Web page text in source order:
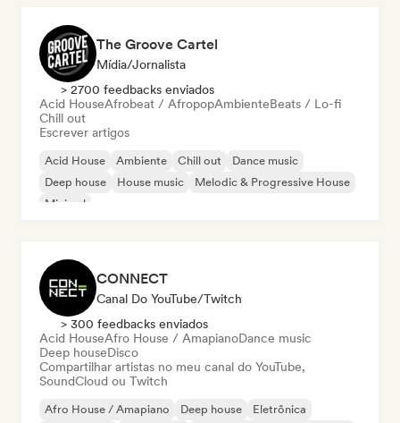
The Groove Cartel
Mídia/Jornalista
> 2700 feedbacks enviados
Acid HouseAfrobeat / AfropopAmbienteBeats / Lo-fi
Chill out
Escrever artigos
Acid House Ambiente Chill out
Dance music
Deep house
House music
Melodic & Progressive House
Minimal
CONNECT
Canal Do YouTube/Twitch
> 300 feedbacks enviados
Acid HouseAfro House / AmapianoDance music
Deep houseDisco
Compartilhar artistas no meu canal do YouTube,
SoundCloud ou Twitch
Afro House / Amapiano Deep house
Eletrônica